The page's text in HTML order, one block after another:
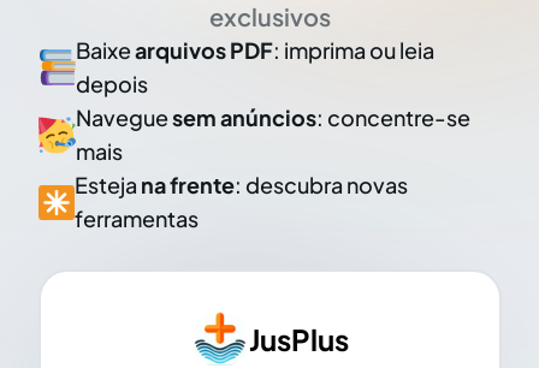
exclusivos
Baixearquivos PDF: imprima ou leia
depois
Naveguesem anúncios: concentre-se
mais
Esteja na frente: descubra novas
ferramentas
JusPlus